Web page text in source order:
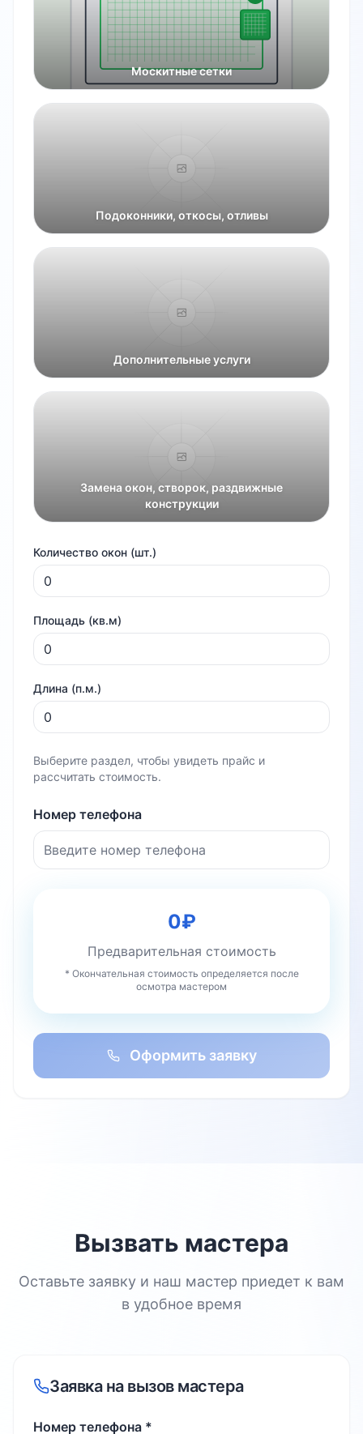
Москитные сетки
Подоконники, откосы, отливы
Дополнительные услуги
Замена окон, створок, раздвижные
конструкции
Количество окон (шт.)
Площадь (кв.м)
Длина (п.м.)
Выберите раздел, чтобы увидеть прайс и
рассчитать стоимость.
Номер телефона
0₽
Предварительная стоимость
* Окончательная стоимость определяется после
осмотра мастером
Оформить заявку
Вызвать мастера
Оставьте заявку и наш мастер приедет к вам
в удобное время
Заявка на вызов мастера
Номер телефона *